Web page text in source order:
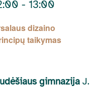
dizaino
taikymas
- 13:00
gimnazija J.